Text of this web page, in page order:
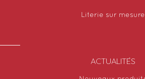
Literie sur mesure
ACTUALITÉS